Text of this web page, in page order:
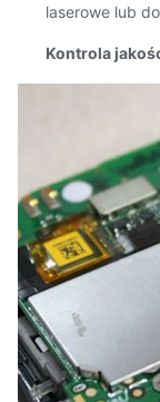
laserowe lub
Kontrola